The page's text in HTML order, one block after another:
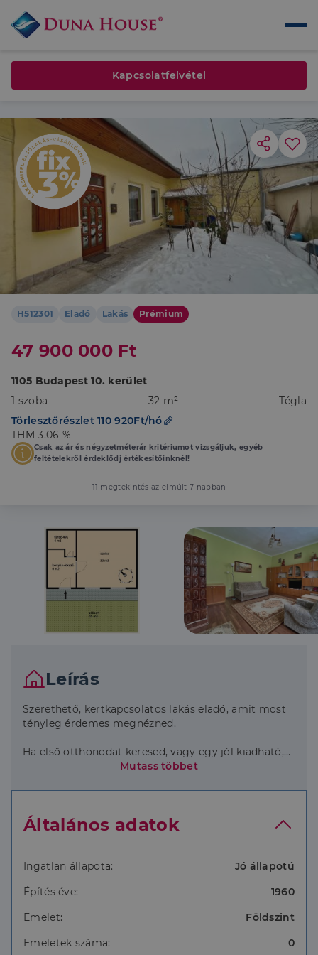
H512301 Eladó Lakás Prémium
47 900 000 Ft
1105 Budapest 10. kerület
1 szoba
32 m²
Tégla
Törlesztőrészlet 110 920Ft/hó
THM 3.06 %
Csak az ár és négyzetméterár kritériumot vizsgáljuk, egyéb
feltételekről érdeklődj értékesítőinknél!
11 megtekintés az elmúlt 7 napban
Leírás
Szerethető, kertkapcsolatos lakás eladó, amit most
tényleg érdemes megnézned.
Ha első otthonodat keresed, vagy egy jól kiadható,
értékálló lakást, ez az ingatlan jó döntés lehet. Kicsi,
32 m2-es, világos tér
berendezhető
Kertre néző, thermo üvegezésű ablakok
Ami a rezsit kordában tartja
Elektromos cserépkályha és fali panelek
Mutass többet
Általános adatok
Ingatlan állapota:
Jó állapotú
Építés éve:
1960
Emelet:
Földszint
Emeletek száma:
0
Kapcsolatfelvétel